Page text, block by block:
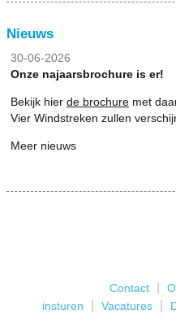
Nieuws
30-06-2026
Onze najaarsbrochure is er!
Bekijk hier de brochure met
Vier Windstreken zullen
Meer nieuws
Contact
insturen
Vacatures